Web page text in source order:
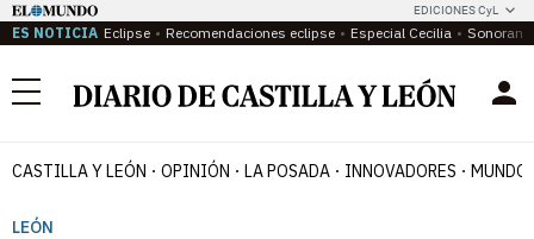
EDICIONES CyL
ES NOTICIA Eclipse Recomendaciones eclipse Especial Cecilia
Menú
CASTILLA Y LEÓN OPINIÓN LA POSADA INNOVADORES MUNDO
LEÓN